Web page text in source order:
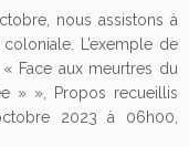
nous assistons à
L’exemple de
Face aux meurtres du
» », Propos recueillis
2023 à 06h00,